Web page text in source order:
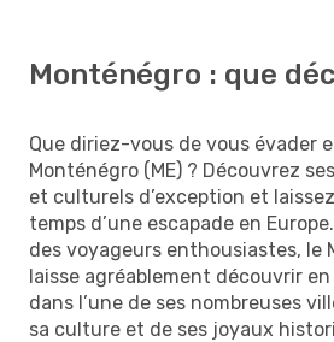
Monténégro : que
Que diriez-vous de vous évader
Monténégro (ME) ? Découvrez
et culturels d’exception et
temps d’une escapade en
des voyageurs enthousiastes, le
laisse agréablement découvrir
dans l’une de ses nombreuses
sa culture et de ses joyaux